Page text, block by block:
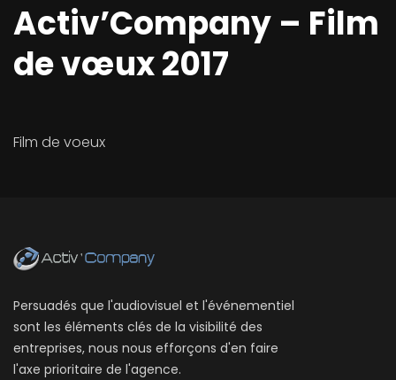
Activ’Company – Film
de vœux 2017
Film de voeux
Persuadés que l'audiovisuel et l'événementiel
sont les éléments clés de la visibilité des
entreprises, nous nous efforçons d'en faire
l'axe prioritaire de l'agence.